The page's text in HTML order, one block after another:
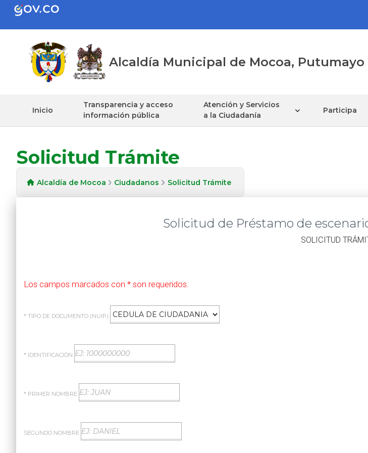
Alcaldía Municipal de Mocoa, Putumayo
Inicio
Transparencia y acceso
información pública
Atención y Servicios
a la Ciudadanía
Participa
Solicitud Trámite
Alcaldía de Mocoa Ciudadanos Solicitud Trámite
Solicitud de Préstamo de
​SOLICITUD
Los campos marcados con * son requeridos.
* TIPO DE DOCUMENTO (NUIP)
* IDENTIFICACIÓN
* PRIMER NOMBRE
SEGUNDO NOMBRE